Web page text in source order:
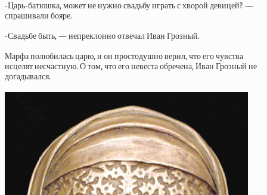
-Царь-батюшка, может не нужно свадьбу играть с хворой девицей? —
спрашивали бояре.
-Свадьбе быть, — непреклонно отвечал Иван Грозный.
Марфа полюбилась царю, и он простодушно верил, что его чувства
исцелят несчастную. О том, что его невеста обречена, Иван Грозный не
догадывался.